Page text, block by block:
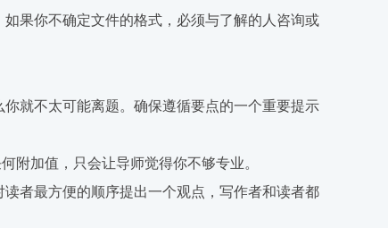
果你不确定文件的格式，必须与了解的人咨询或
就不太可能离题。确保遵循要点的一个重要提示
附加值，只会让导师觉得你不够专业。
者最方便的顺序提出一个观点，写作者和读者都